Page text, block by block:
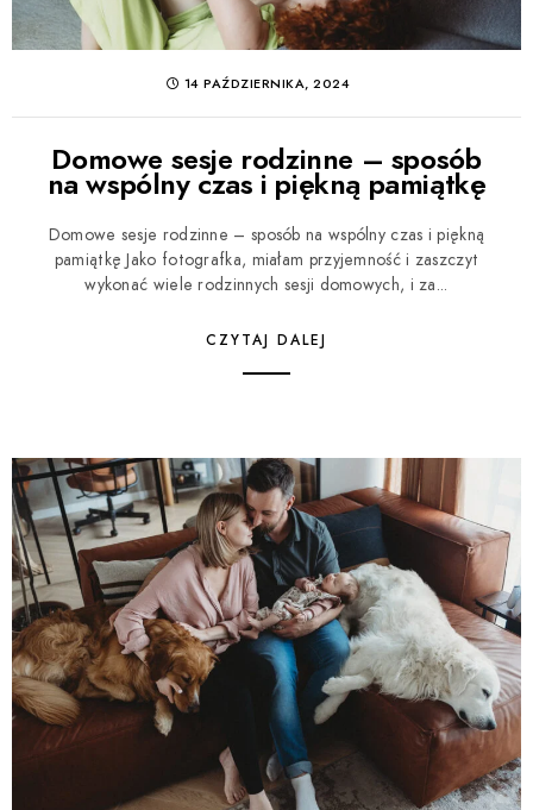
14 PAŹDZIERNIKA, 2024
Domowe sesje rodzinne – sposób
na wspólny czas i piękną pamiątkę
Domowe sesje rodzinne – sposób na wspólny czas i piękną
pamiątkę Jako fotografka, miałam przyjemność i zaszczyt
wykonać wiele rodzinnych sesji domowych, i za...
CZYTAJ DALEJ